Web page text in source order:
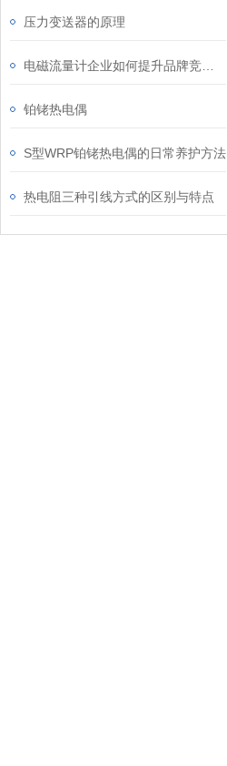
压力变送器的原理
铂铑热电偶
S型WRP铂铑热电偶的日常养护方法
热电阻三种引线方式的区别与特点